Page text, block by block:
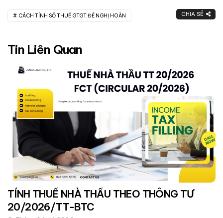
CÁCH TÍNH SỐ THUẾ GTGT ĐỀ NGHỊ HOÀN CHIA SẺ
Tin Liên Quan
TÍNH THUẾ NHÀ THẦU THEO THÔNG TƯ
20/2026/TT-BTC